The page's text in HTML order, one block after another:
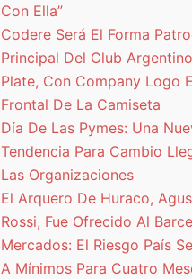
Con Ella”
Codere Será El Forma
Principal Del Club
Plate, Con Company Logo
Frontal De La Camiseta
Día De Las Pymes: Una
Tendencia Para Cambio
Las Organizaciones
El Arquero De Huraco,
Rossi, Fue Ofrecido Al
Mercados: El Riesgo País
A Mínimos Para Cuatro